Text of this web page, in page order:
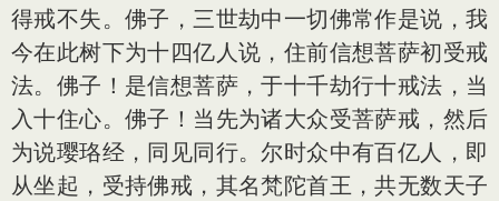
得戒不失。佛子，三世劫中一切佛常作是说，我
今在此树下为十四亿人说，住前信想菩萨初受戒
法。佛子！是信想菩萨，于十千劫行十戒法，当
入十住心。佛子！当先为诸大众受菩萨戒，然后
为说璎珞经，同见同行。尔时众中有百亿人，即
从坐起，受持佛戒，其名梵陀首王，共无数天子